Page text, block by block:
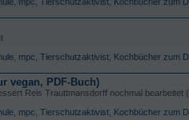
mpc Tierschutzaktivist Kochbücher zum
vegan, PDF-Buch)
Reis Trauttmansdorff nochmal bearbeitet
mpc Tierschutzaktivist Kochbücher zum